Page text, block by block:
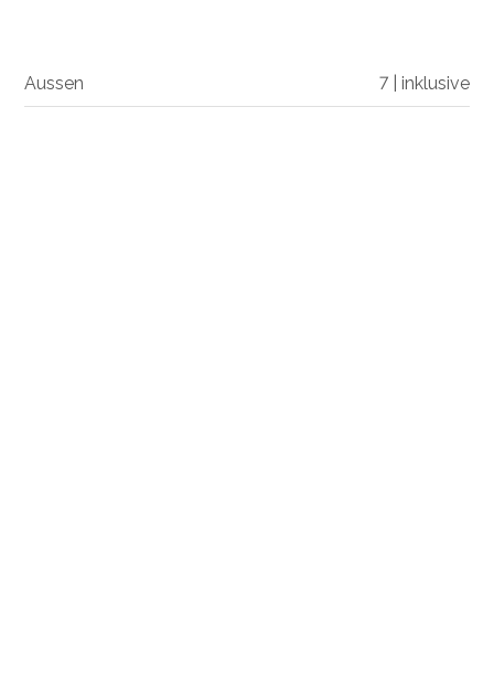
Aussen 7 | inklusive